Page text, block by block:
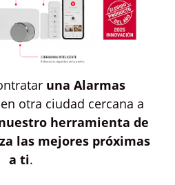
una Alarmas
otra ciudad cercana a
herramienta de
las mejores próximas
a ti.